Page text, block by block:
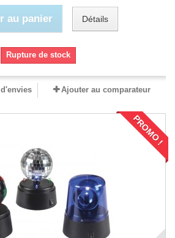
au panier Détails
Rupture de stock
Ajouter au comparateur
PROMO !